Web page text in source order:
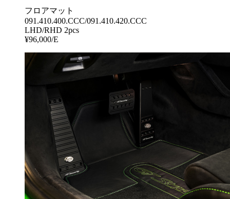
フロアマット
091.410.400.CCC/091.410.420.CCC
LHD/RHD 2pcs
¥96,000/E